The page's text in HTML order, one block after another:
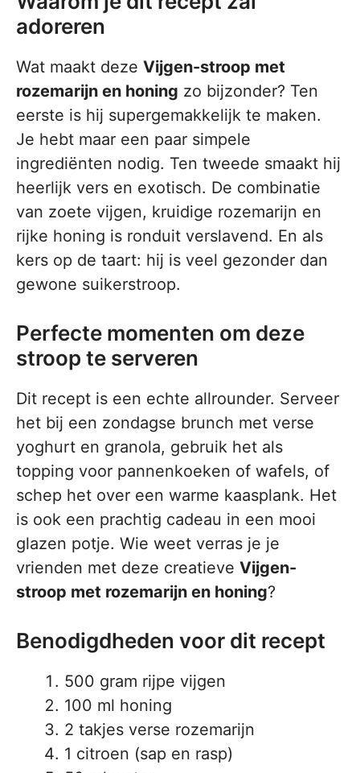
adoreren
Wat maakt deze Vijgen-stroop met
rozemarijn en honing zo bijzonder? Ten
eerste is hij supergemakkelijk te maken.
Je hebt maar een paar simpele
ingrediënten nodig. Ten tweede smaakt hij
heerlijk vers en exotisch. De combinatie
van zoete vijgen, kruidige rozemarijn en
rijke honing is ronduit verslavend. En als
kers op de taart: hij is veel gezonder dan
gewone suikerstroop.
Perfecte momenten om deze
stroop te serveren
Dit recept is een echte allrounder. Serveer
het bij een zondagse brunch met verse
yoghurt en granola, gebruik het als
topping voor pannenkoeken of wafels, of
schep het over een warme kaasplank. Het
is ook een prachtig cadeau in een mooi
glazen potje. Wie weet verras je je
vrienden met deze creatieve Vijgen-
stroop met rozemarijn en honing?
Benodigdheden voor dit recept
500 gram rijpe vijgen
100 ml honing
2 takjes verse rozemarijn
1 citroen (sap en rasp)